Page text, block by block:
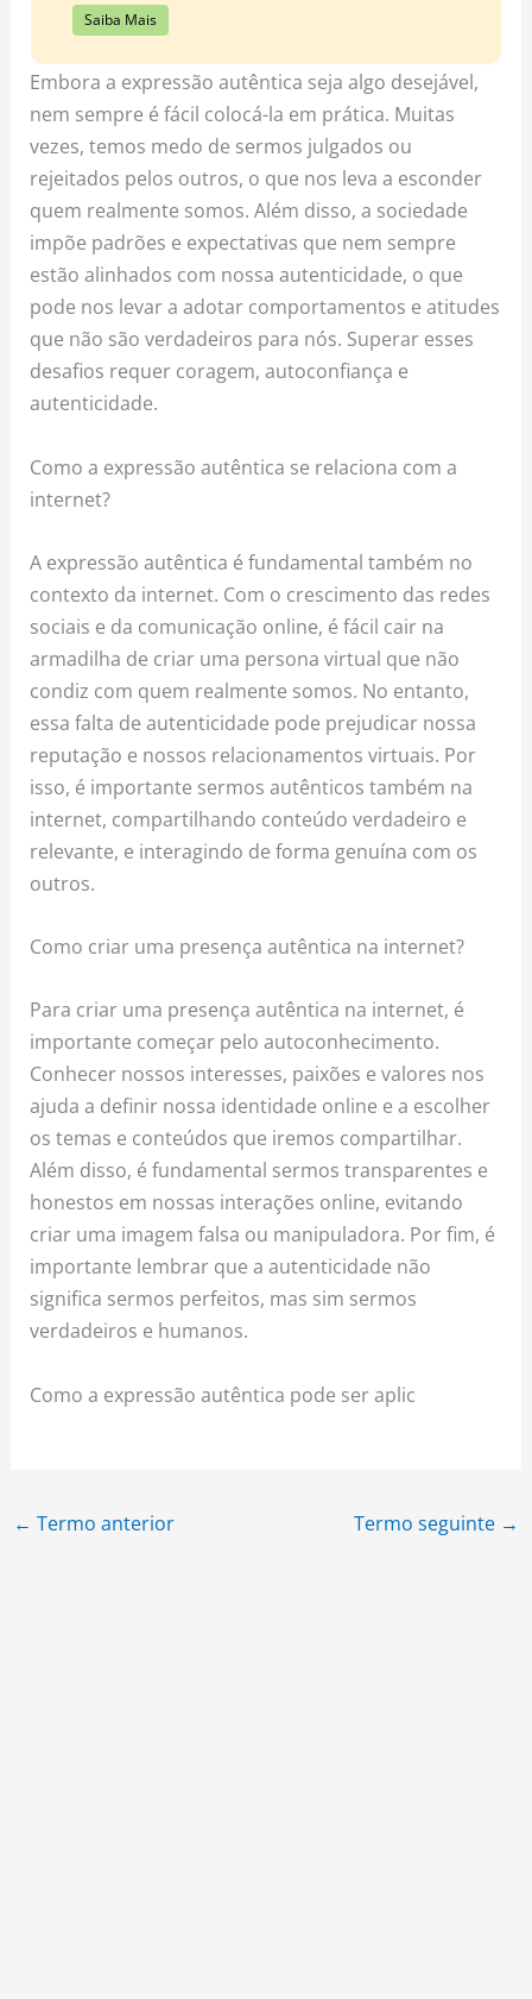
Saiba Mais
Embora a expressão autêntica seja algo desejável,
nem sempre é fácil colocá-la em prática. Muitas
vezes, temos medo de sermos julgados ou
rejeitados pelos outros, o que nos leva a esconder
quem realmente somos. Além disso, a sociedade
impõe padrões e expectativas que nem sempre
estão alinhados com nossa autenticidade, o que
pode nos levar a adotar comportamentos e atitudes
que não são verdadeiros para nós. Superar esses
desafios requer coragem, autoconfiança e
autenticidade.
Como a expressão autêntica se relaciona com a
internet?
A expressão autêntica é fundamental também no
contexto da internet. Com o crescimento das redes
sociais e da comunicação online, é fácil cair na
armadilha de criar uma persona virtual que não
condiz com quem realmente somos. No entanto,
essa falta de autenticidade pode prejudicar nossa
reputação e nossos relacionamentos virtuais. Por
isso, é importante sermos autênticos também na
internet, compartilhando conteúdo verdadeiro e
relevante, e interagindo de forma genuína com os
outros.
Como criar uma presença autêntica na internet?
Para criar uma presença autêntica na internet, é
importante começar pelo autoconhecimento.
Conhecer nossos interesses, paixões e valores nos
ajuda a definir nossa identidade online e a escolher
os temas e conteúdos que iremos compartilhar.
Além disso, é fundamental sermos transparentes e
honestos em nossas interações online, evitando
criar uma imagem falsa ou manipuladora. Por fim, é
importante lembrar que a autenticidade não
significa sermos perfeitos, mas sim sermos
verdadeiros e humanos.
Como a expressão autêntica pode ser aplic
← Termo anterior Termo seguinte →